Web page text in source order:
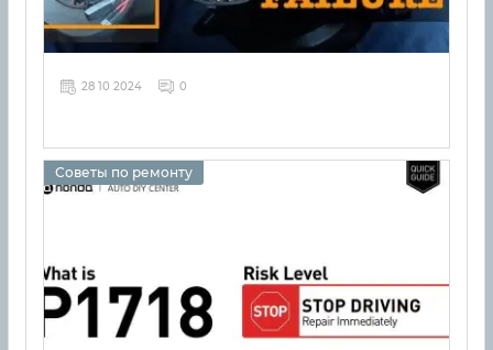
28 10 2024 0
Советы по ремонту